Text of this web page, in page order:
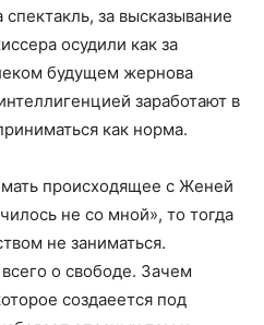
за высказывание
осудили как за
будущем жернова
заработают в
как норма.
происходящее с Женей
не со мной», то тогда
не заниматься.
о свободе. Зачем
создаеется под